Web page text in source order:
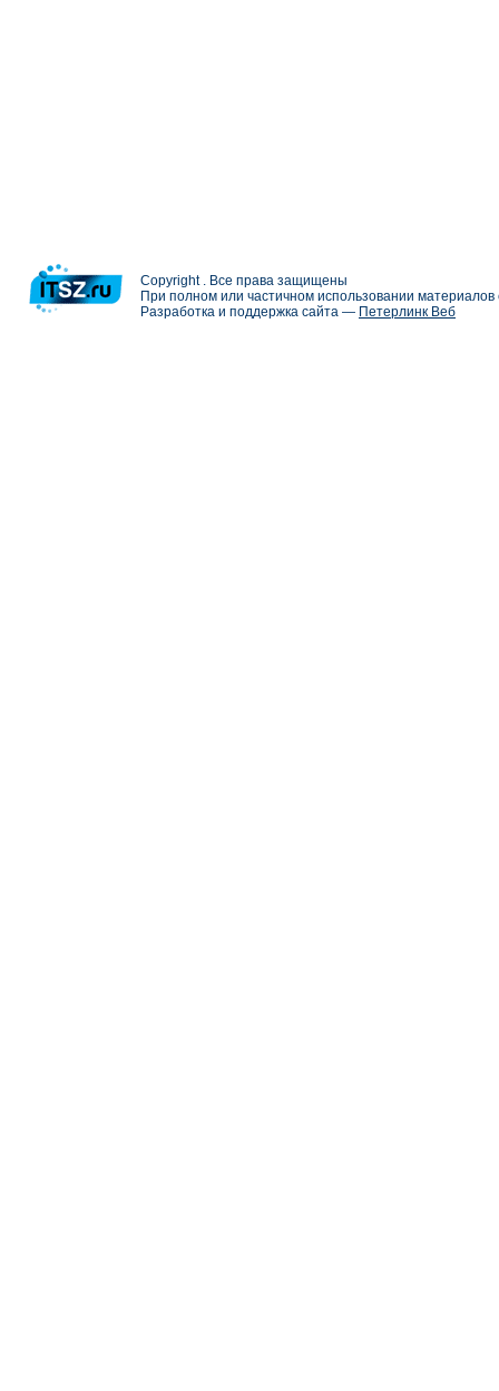
Copyright . Все права защищены
При полном или частичном использовании
Разработка и поддержка сайта — Петерлинк Веб